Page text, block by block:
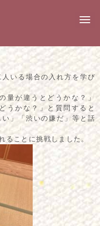
N
g
a
i
いる場合の入れ方を学び
量が違うとどうかな？」
うかな？」と質問すると
い」「渋いの嫌だ」等と話
ることに挑戦しました。